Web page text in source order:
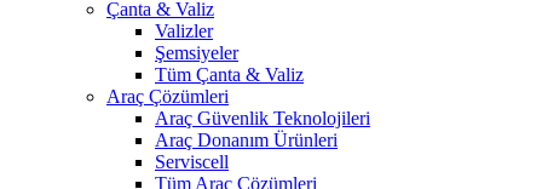
Çanta & Valiz
Valizler
Şemsiyeler
Tüm Çanta & Valiz
Araç Çözümleri
Araç Güvenlik Teknolojileri
Araç Donanım Ürünleri
Serviscell
Tüm Araç Çözümleri